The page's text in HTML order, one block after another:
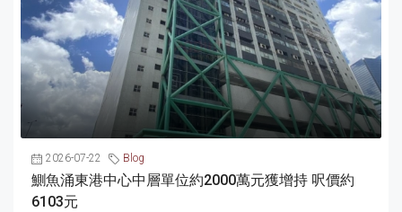
2026-07-22 Blog
鰂魚涌東港中心中層單位約2000萬元獲增持 呎價約
6103元